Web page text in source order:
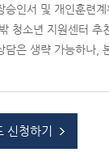
승인서 및 개인훈련
청소년 지원센터 추
담은 생략 가능하나,
신청하기